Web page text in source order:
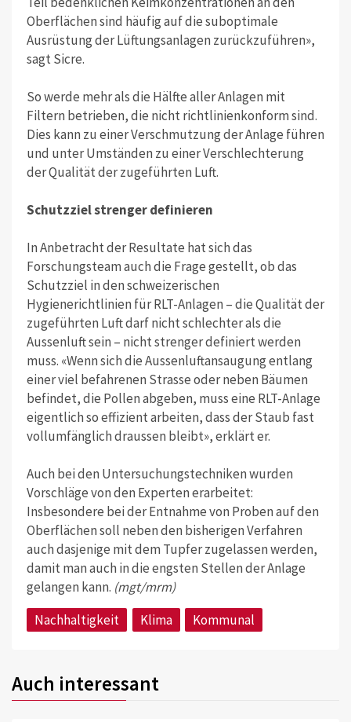
Oberflächen sind häufig auf die suboptimale
Ausrüstung der Lüftungsanlagen zurückzuführen»,
sagt Sicre.
So werde mehr als die Hälfte aller Anlagen mit
Filtern betrieben, die nicht richtlinienkonform sind.
Dies kann zu einer Verschmutzung der Anlage führen
und unter Umständen zu einer Verschlechterung
der Qualität der zugeführten Luft.
Schutzziel strenger definieren
In Anbetracht der Resultate hat sich das
Forschungsteam auch die Frage gestellt, ob das
Schutzziel in den schweizerischen
Hygienerichtlinien für RLT-Anlagen – die Qualität der
zugeführten Luft darf nicht schlechter als die
Aussenluft sein – nicht strenger definiert werden
muss. «Wenn sich die Aussenluftansaugung entlang
einer viel befahrenen Strasse oder neben Bäumen
befindet, die Pollen abgeben, muss eine RLT-Anlage
eigentlich so effizient arbeiten, dass der Staub fast
vollumfänglich draussen bleibt», erklärt er.
Auch bei den Untersuchungstechniken wurden
Vorschläge von den Experten erarbeitet:
Insbesondere bei der Entnahme von Proben auf den
Oberflächen soll neben den bisherigen Verfahren
auch dasjenige mit dem Tupfer zugelassen werden,
damit man auch in die engsten Stellen der Anlage
gelangen kann. (mgt/mrm)
Nachhaltigkeit
Klima Kommunal
Auch interessant